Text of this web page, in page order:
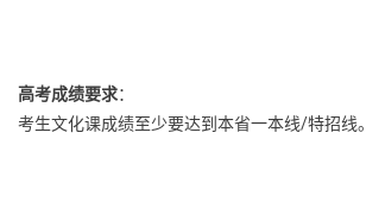
高考成绩要求：
考生文化课成绩至少要达到本省一本线/特招线。‌‌